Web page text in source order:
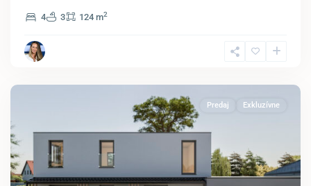
4 3 124 m2
Predaj Exkluzívne